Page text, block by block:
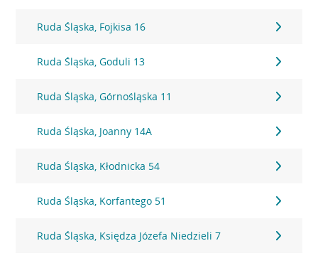
Ruda Śląska, Fojkisa 16
Ruda Śląska, Goduli 13
Ruda Śląska, Górnośląska 11
Ruda Śląska, Joanny 14A
Ruda Śląska, Kłodnicka 54
Ruda Śląska, Korfantego 51
Ruda Śląska, Księdza Józefa Niedzieli 7